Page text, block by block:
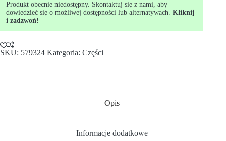
Produkt obecnie niedostępny. Skontaktuj się z nami, aby
dowiedzieć się o możliwej dostępności lub alternatywach. Kliknij
i zadzwoń!
SKU: 579324 Kategoria: Części
Opis
Informacje dodatkowe